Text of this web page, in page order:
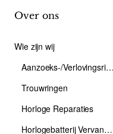
Over ons
Wie zijn wij
Aanzoeks-/Verlovingsring
Trouwringen
Horloge Reparaties
Horlogebatterij Vervangen